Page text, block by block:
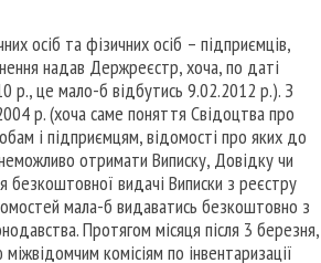
осіб та фізичних осіб – підприємців,
надав Держреєстр, хоча, по даті
р., це мало-б відбутись 9.02.2012 р.). З
р. (хоча саме поняття Свідоцтва про
і підприємцям, відомості про яких до
отримати Виписку, Довідку чи
безкоштовної видачі Виписки з реєстру
мала-б видаватись безкоштовно з
Протягом місяця після 3 березня,
комісіям по інвентаризації